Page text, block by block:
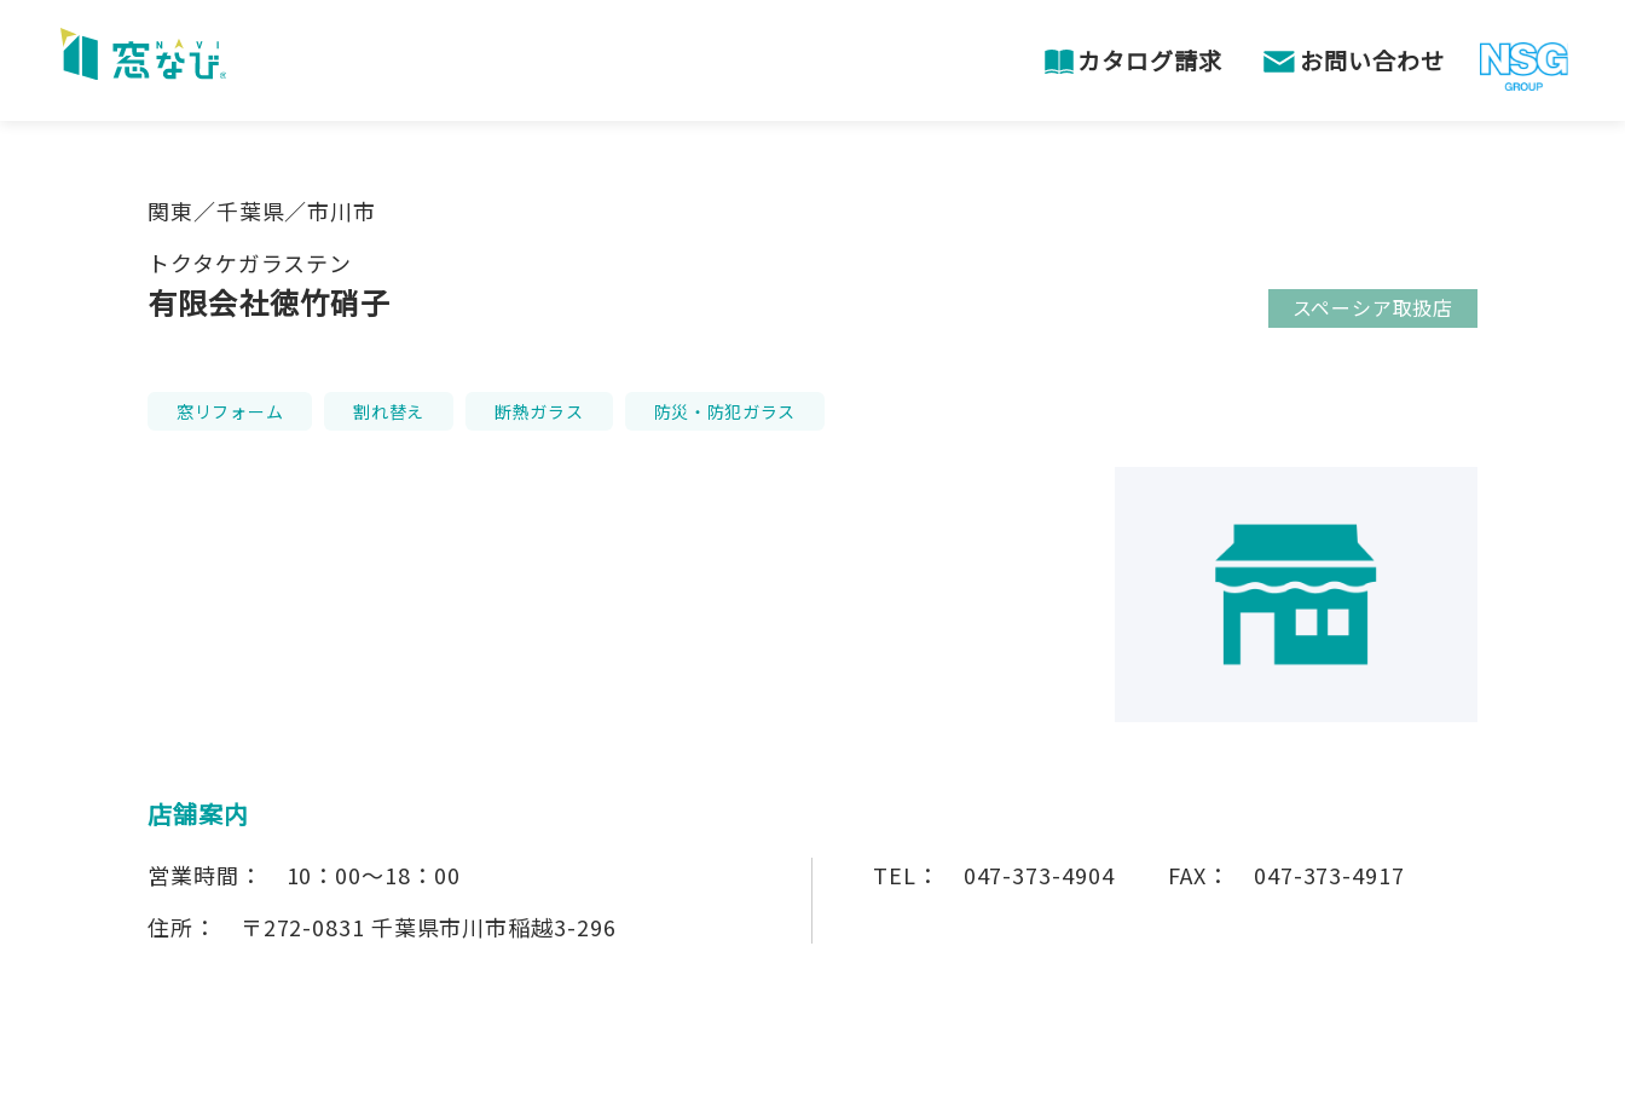
content
カタログ請求 お問い合わせ
関東／千葉県／市川市
トクタケガラステン
有限会社徳竹硝子 スペーシア取扱店
窓リフォーム 割れ替え 断熱ガラス 防災・防犯ガラス
店舗案内
営業時間：
10：00～18：00
住所：
〒272-0831 千葉県市川市稲越3-296
TEL： 047-373-4904 FAX： 047-373-4917